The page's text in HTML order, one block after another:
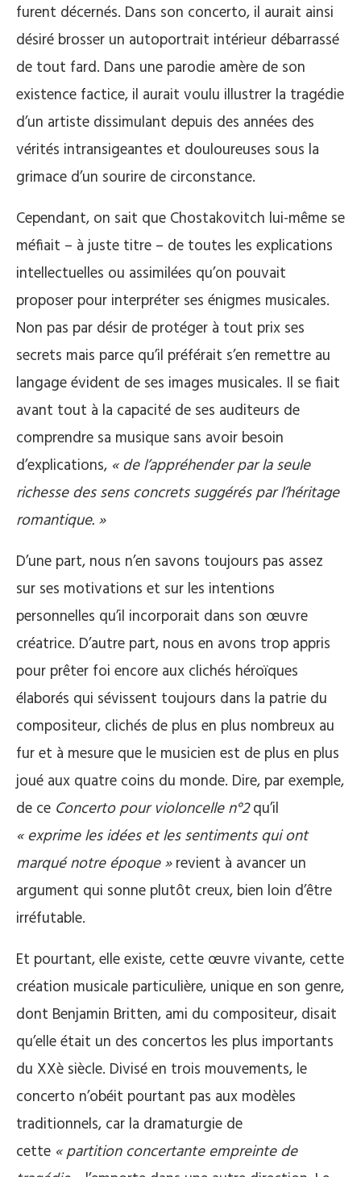
furent décernés. Dans son concerto, il aurait ainsi
désiré brosser un autoportrait intérieur débarrassé
de tout fard. Dans une parodie amère de son
existence factice, il aurait voulu illustrer la tragédie
d’un artiste dissimulant depuis des années des
vérités intransigeantes et douloureuses sous la
grimace d’un sourire de circonstance.
Cependant, on sait que Chostakovitch lui-même se
méfiait – à juste titre – de toutes les explications
intellectuelles ou assimilées qu’on pouvait
proposer pour interpréter ses énigmes musicales.
Non pas par désir de protéger à tout prix ses
secrets mais parce qu’il préférait s’en remettre au
langage évident de ses images musicales. Il se fiait
avant tout à la capacité de ses auditeurs de
comprendre sa musique sans avoir besoin
d’explications, « de l’appréhender par la seule
richesse des sens concrets suggérés par l’héritage
romantique. »
D’une part, nous n’en savons toujours pas assez
sur ses motivations et sur les intentions
personnelles qu’il incorporait dans son œuvre
créatrice. D’autre part, nous en avons trop appris
pour prêter foi encore aux clichés héroïques
élaborés qui sévissent toujours dans la patrie du
compositeur, clichés de plus en plus nombreux au
fur et à mesure que le musicien est de plus en plus
joué aux quatre coins du monde. Dire, par exemple,
de ce Concerto pour violoncelle n°2qu’il
« exprime les idées et les sentiments qui ont
marqué notre époque »revient à avancer un
argument qui sonne plutôt creux, bien loin d’être
irréfutable.
Et pourtant, elle existe, cette œuvre vivante, cette
création musicale particulière, unique en son genre,
dont Benjamin Britten, ami du compositeur, disait
qu’elle était un des concertos les plus importants
du XXè siècle. Divisé en trois mouvements, le
concerto n’obéit pourtant pas aux modèles
traditionnels, car la dramaturgie de
cette « partition concertante empreinte de